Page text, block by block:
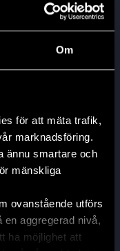
Om
för att mäta trafik,
marknadsföring.
ännu smartare och
mänskliga
ovanstående utförs
en aggregerad nivå,
ha möjlighet att